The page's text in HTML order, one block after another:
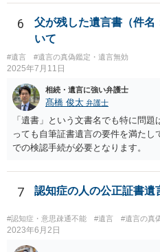
詳しい事情を話して相談された方が
6
父が残した遺言書（件名
いて
#遺言 #遺言の真偽鑑定・遺言無効
2025年7月11日
相続・遺言に強い弁護士
髙橋 俊太 弁護士
「遺書」という文書名でも特に問
っても自筆証書遺言の要件を満た
での検認手続が必要となります。
7 認知症の人の公正証書遺
#認知症・意思疎通不能 #遺言 #遺言の真
2023年6月2日